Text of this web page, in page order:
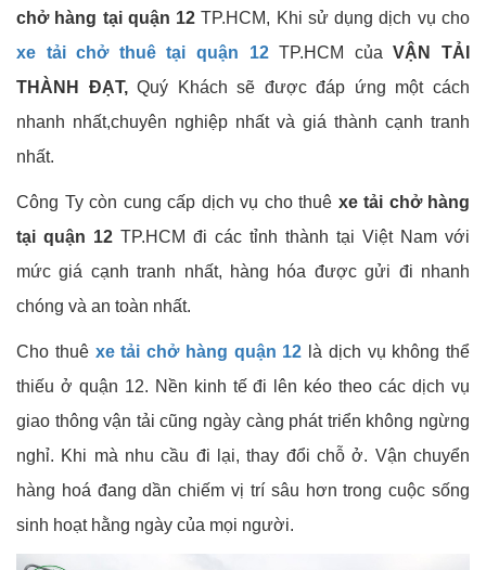
chở hàng tại quận 12 TP.HCM, Khi sử dụng dịch vụ cho
xe tải chở thuê tại quận 12TP.HCM củaVẬN TẢI
THÀNH ĐẠT,Quý Khách sẽ được đáp ứng một cách
nhanh nhất,chuyên nghiệp nhất và giá thành cạnh tranh
nhất.
Công Ty còn cung cấp dịch vụ cho thuê xe tải chở hàng
tại quận 12 TP.HCM đi các tỉnh thành tại Việt Nam với
mức giá cạnh tranh nhất, hàng hóa được gửi đi nhanh
chóng và an toàn nhất.
Cho thuê xe tải chở hàng quận 12 là dịch vụ không thể
thiếu ở quận 12. Nền kinh tế đi lên kéo theo các dịch vụ
giao thông vận tải cũng ngày càng phát triển không ngừng
nghỉ. Khi mà nhu cầu đi lại, thay đổi chỗ ở. Vận chuyển
hàng hoá đang dần chiếm vị trí sâu hơn trong cuộc sống
sinh hoạt hằng ngày của mọi người.